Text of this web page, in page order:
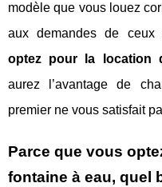
modèle que vous louez
aux demandes de ceux
optez pour la location
aurez l’avantage de
premier ne vous satisfait
Parce que vous
fontaine à eau, quel